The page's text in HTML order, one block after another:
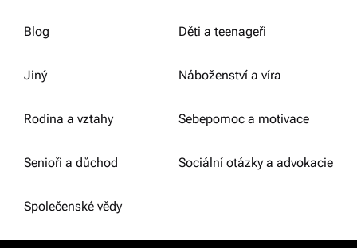
Blog Děti a teenageři
Jiný Náboženství a víra
Rodina a vztahy Sebepomoc a motivace
Senioři a důchod Sociální otázky a advokacie
Společenské vědy